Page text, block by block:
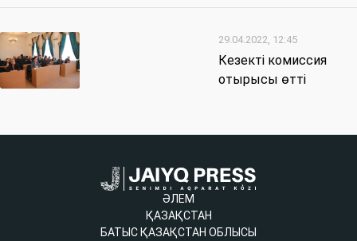
29.04.2022, 12:45
Кезекті комиссия
отырысы өтті
ӘЛЕМ
ҚАЗАҚСТАН
БАТЫС ҚАЗАҚСТАН ОБЛЫСЫ